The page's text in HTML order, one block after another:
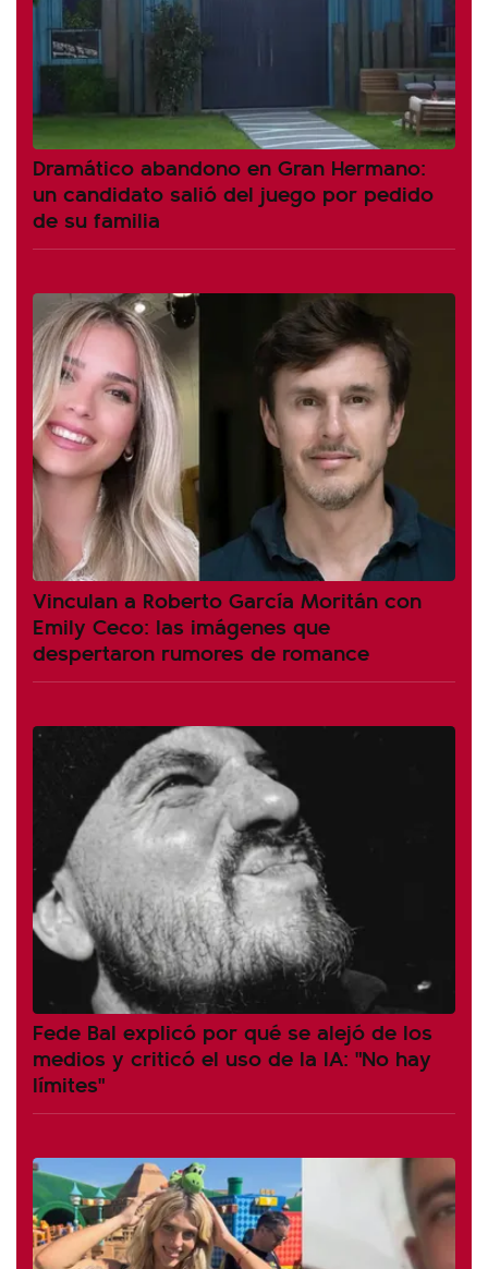
Dramático abandono en Gran Hermano:
un candidato salió del juego por pedido
de su familia
Vinculan a Roberto García Moritán con
Emily Ceco: las imágenes que
despertaron rumores de romance
Fede Bal explicó por qué se alejó de los
medios y criticó el uso de la IA: "No hay
límites"